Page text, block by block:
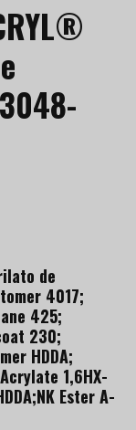
de
4017;
425;
230;
HDDA;
1,6HX-
Ester A-